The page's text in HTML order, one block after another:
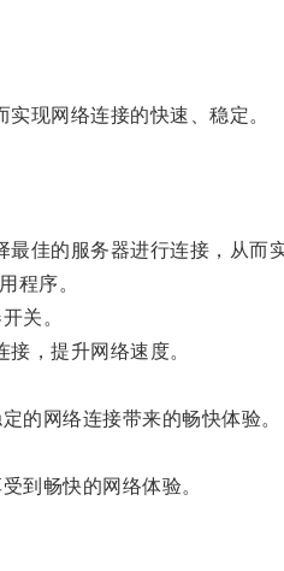
现网络连接的快速、稳定。
的服务器进行连接，从而实
程序。
关。
，提升网络速度。
网络连接带来的畅快体验。
到畅快的网络体验。